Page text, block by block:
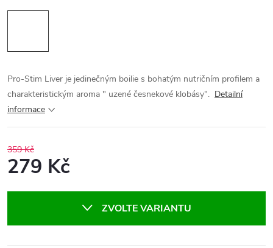
Pro-Stim Liver je jedinečným boilie s bohatým nutričním profilem a
charakteristickým aroma " uzené česnekové klobásy". Detailní
informace
359 Kč
279 Kč
ZVOLTE VARIANTU